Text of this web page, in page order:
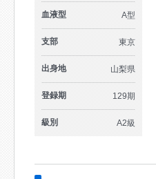
血液型 A型
支部 東京
出身地 山梨県
登録期 129期
級別 A2級